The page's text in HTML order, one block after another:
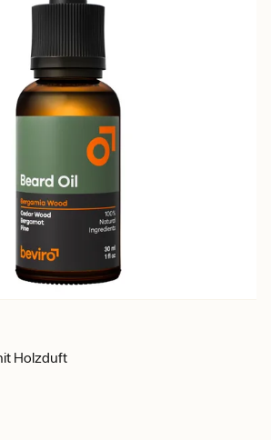
Holzduft